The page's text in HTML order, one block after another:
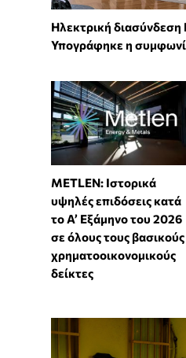
Ηλεκτρική
Υπογράφηκε η
METLEN: Ιστορικά
υψηλές επιδόσεις κατά
το Α’ Εξάμηνο του 2026
σε όλους τους βασικούς
χρηματοοικονομικούς
δείκτες